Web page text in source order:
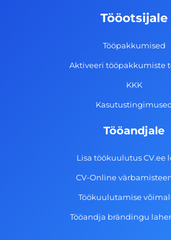
-
g
r
a
m
d
i
n
Tööotsijale
Tööpakkumised
Aktiveeri tööpakkumiste
KKK
Tööandjale
Lisa töökuulutus CV.ee
CV-Online
Töökuulutamise
Tööandja brändingu